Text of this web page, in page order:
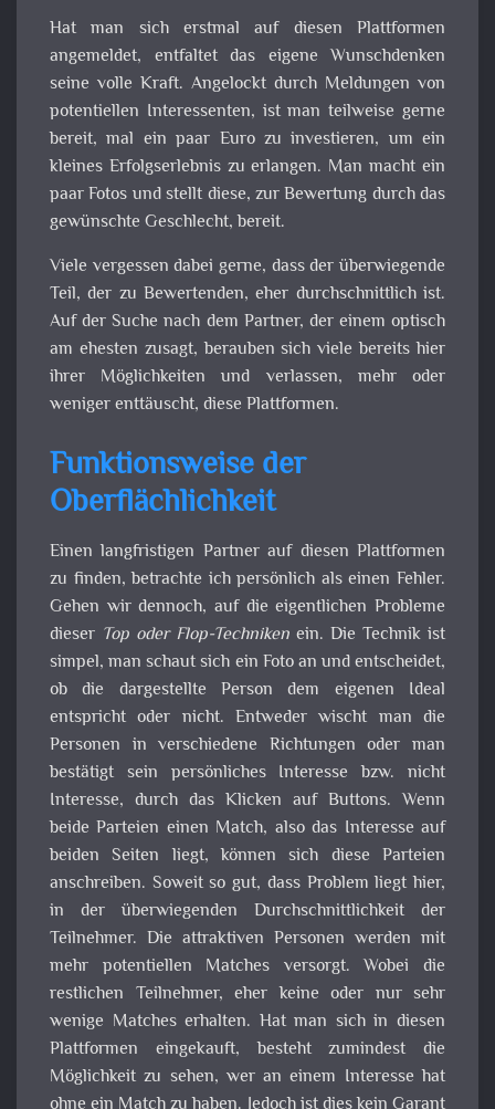
Hat man sich erstmal auf diesen Plattformen
angemeldet, entfaltet das eigene Wunschdenken
seine volle Kraft. Angelockt durch Meldungen von
potentiellen Interessenten, ist man teilweise gerne
bereit, mal ein paar Euro zu investieren, um ein
kleines Erfolgserlebnis zu erlangen. Man macht ein
paar Fotos und stellt diese, zur Bewertung durch das
gewünschte Geschlecht, bereit.
Viele vergessen dabei gerne, dass der überwiegende
Teil, der zu Bewertenden, eher durchschnittlich ist.
Auf der Suche nach dem Partner, der einem optisch
am ehesten zusagt, berauben sich viele bereits hier
ihrer Möglichkeiten und verlassen, mehr oder
weniger enttäuscht, diese Plattformen.
Funktionsweise der
Oberflächlichkeit
Einen langfristigen Partner auf diesen Plattformen
zu finden, betrachte ich persönlich als einen Fehler.
Gehen wir dennoch, auf die eigentlichen Probleme
dieser Top oder Flop-Techniken ein. Die Technik ist
simpel, man schaut sich ein Foto an und entscheidet,
ob die dargestellte Person dem eigenen Ideal
entspricht oder nicht. Entweder wischt man die
Personen in verschiedene Richtungen oder man
bestätigt sein persönliches Interesse bzw. nicht
Interesse, durch das Klicken auf Buttons. Wenn
beide Parteien einen Match, also das Interesse auf
beiden Seiten liegt, können sich diese Parteien
anschreiben. Soweit so gut, dass Problem liegt hier,
in der überwiegenden Durchschnittlichkeit der
Teilnehmer. Die attraktiven Personen werden mit
mehr potentiellen Matches versorgt. Wobei die
restlichen Teilnehmer, eher keine oder nur sehr
wenige Matches erhalten. Hat man sich in diesen
Plattformen eingekauft, besteht zumindest die
Möglichkeit zu sehen, wer an einem Interesse hat